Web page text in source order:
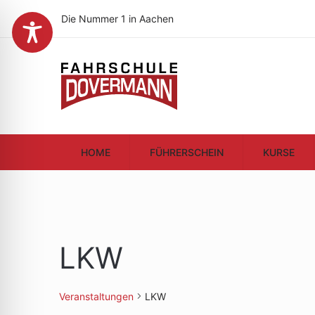
Die Nummer 1 in Aachen
HOME FÜHRERSCHEIN KURSE
LKW
Veranstaltungen LKW